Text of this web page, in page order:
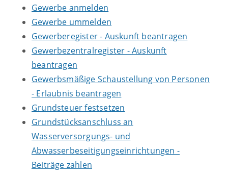
Gewerbe anmelden
Gewerbe ummelden
Gewerberegister - Auskunft beantragen
Gewerbezentralregister - Auskunft
beantragen
Gewerbsmäßige Schaustellung von Personen
- Erlaubnis beantragen
Grundsteuer festsetzen
Grundstücksanschluss an
Wasserversorgungs- und
Abwasserbeseitigungseinrichtungen -
Beiträge zahlen